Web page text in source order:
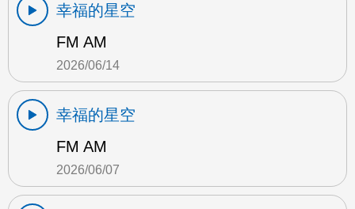
幸福的星空
FM AM
2026/06/14
幸福的星空
FM AM
2026/06/07